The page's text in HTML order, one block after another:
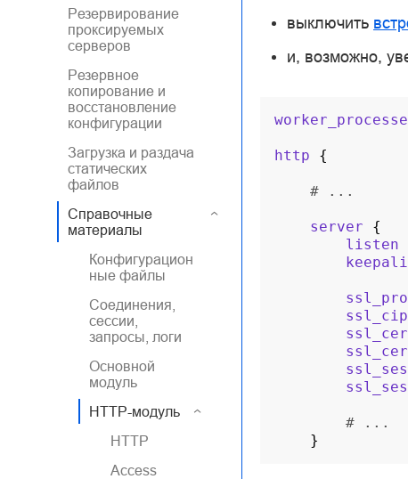
Резервирование
проксируемых
серверов
Резервное
копирование и
восстановление
конфигурации
Загрузка и раздача
статических
файлов
Справочные
материалы
Конфигурацион
ные файлы
Соединения,
сессии,
запросы, логи
Основной
модуль
HTTP-модуль
HTTP
Access
выключить
и, возможно,
http {
# ...
server
{
listen
# ...
}